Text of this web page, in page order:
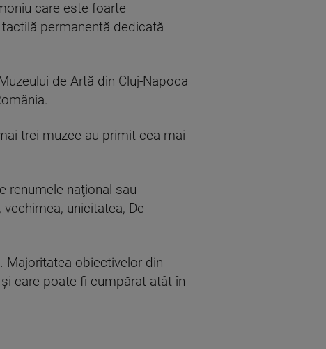
care este foarte
permanentă dedicată
de Artă din Cluj-Napoca
trei muzee au primit cea mai
renumele naţional sau
unicitatea, De
Majoritatea obiectivelor din
care poate fi cumpărat atât în